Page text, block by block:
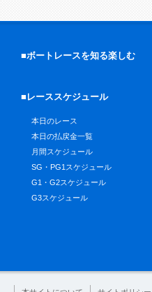
■ボートレースを知る楽しむ
■レーススケジュール
本日のレース
本日の払戻金一覧
月間スケジュール
SG・PG1スケジュール
G1・G2スケジュール
G3スケジュール